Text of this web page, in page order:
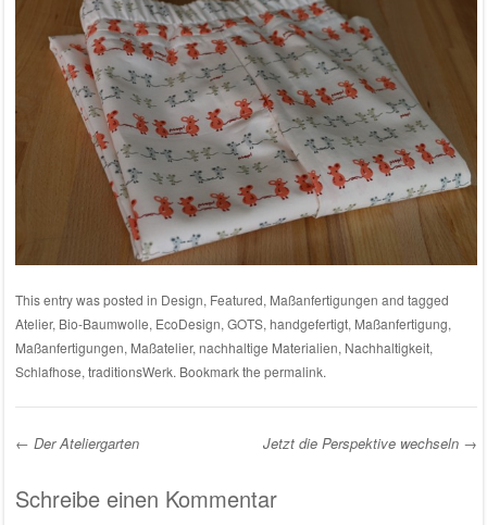
This entry was posted in Design, Featured, Maßanfertigungen and tagged
Atelier, Bio-Baumwolle, EcoDesign, GOTS, handgefertigt, Maßanfertigung,
Maßanfertigungen, Maßatelier, nachhaltige Materialien, Nachhaltigkeit,
Schlafhose, traditionsWerk. Bookmark the permalink.
Post navigation
← Der Ateliergarten Jetzt die Perspektive wechseln →
Schreibe einen Kommentar